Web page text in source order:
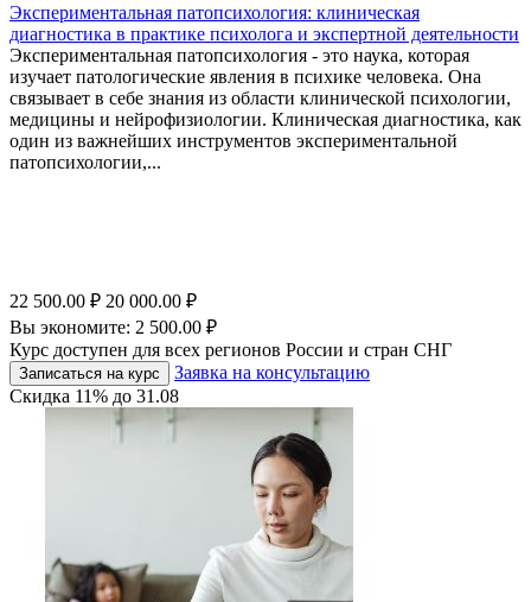
Экспериментальная патопсихология: клиническая
диагностика в практике психолога и экспертной деятельности
Экспериментальная патопсихология - это наука, которая
изучает патологические явления в психике человека. Она
связывает в себе знания из области клинической психологии,
медицины и нейрофизиологии. Клиническая диагностика, как
один из важнейших инструментов экспериментальной
патопсихологии,...
22 500.00 ₽ 20 000.00 ₽
Вы экономите: 2 500.00 ₽
Курс доступен для всех регионов России и стран СНГ
Записаться на курс
Заявка на консультацию
Скидка 11% до 31.08